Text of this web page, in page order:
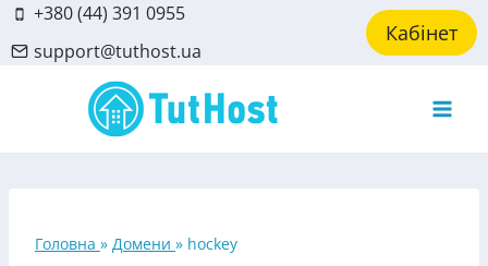
Skip
to
content
+380 (44) 391 0955
support@tuthost.ua
Кабінет
Головна » Домени » hockey